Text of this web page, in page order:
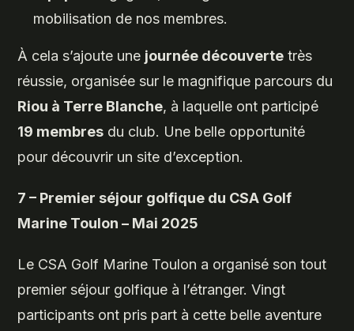
mobilisation de nos membres.
À cela s’ajoute une journée découverte très
réussie, organisée sur le magnifique parcours du
Riou à Terre Blanche, à laquelle ont participé
19 membres du club. Une belle opportunité
pour découvrir un site d’exception.
7 – Premier séjour golfique du CSA Golf
Marine Toulon – Mai 2025
Le CSA Golf Marine Toulon a organisé son tout
premier séjour golfique à l’étranger. Vingt
participants ont pris part à cette belle aventure